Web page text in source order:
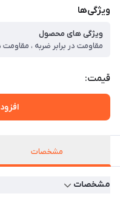
ویژگی‌ها
ویژگی های محصول
قیمت:
مشخصات
مشخصات